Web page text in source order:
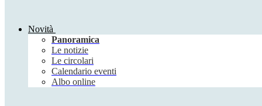
Novità
Panoramica
Le notizie
Le circolari
Calendario eventi
Albo online